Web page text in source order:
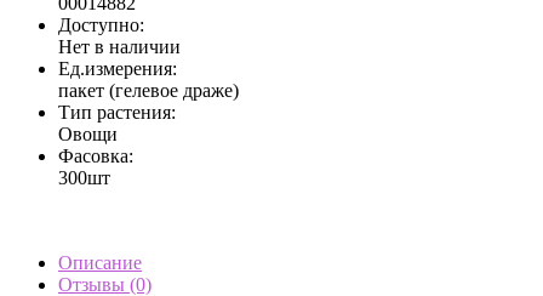
Доступно:
Нет в наличии
Ед.измерения:
пакет (гелевое драже)
Тип растения:
Овощи
Фасовка:
300шт
Описание
Отзывы (0)